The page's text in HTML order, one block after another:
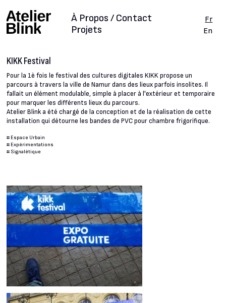
Projets
À Propos / Contact
Fr
En
KIKK Festival
Pour la 1è fois le festival des cultures digitales KIKK propose un
parcours à travers la ville de Namur dans des lieux parfois insolites. Il
fallait un élément modulable, simple à placer à l'extérieur et temporaire
pour marquer les différents lieux du parcours.
Atelier Blink a été chargé de la conception et de la réalisation de cette
installation qui détourne les bandes de PVC pour chambre frigorifique.
# Espace Urbain
# Expérimentations
# Signalétique